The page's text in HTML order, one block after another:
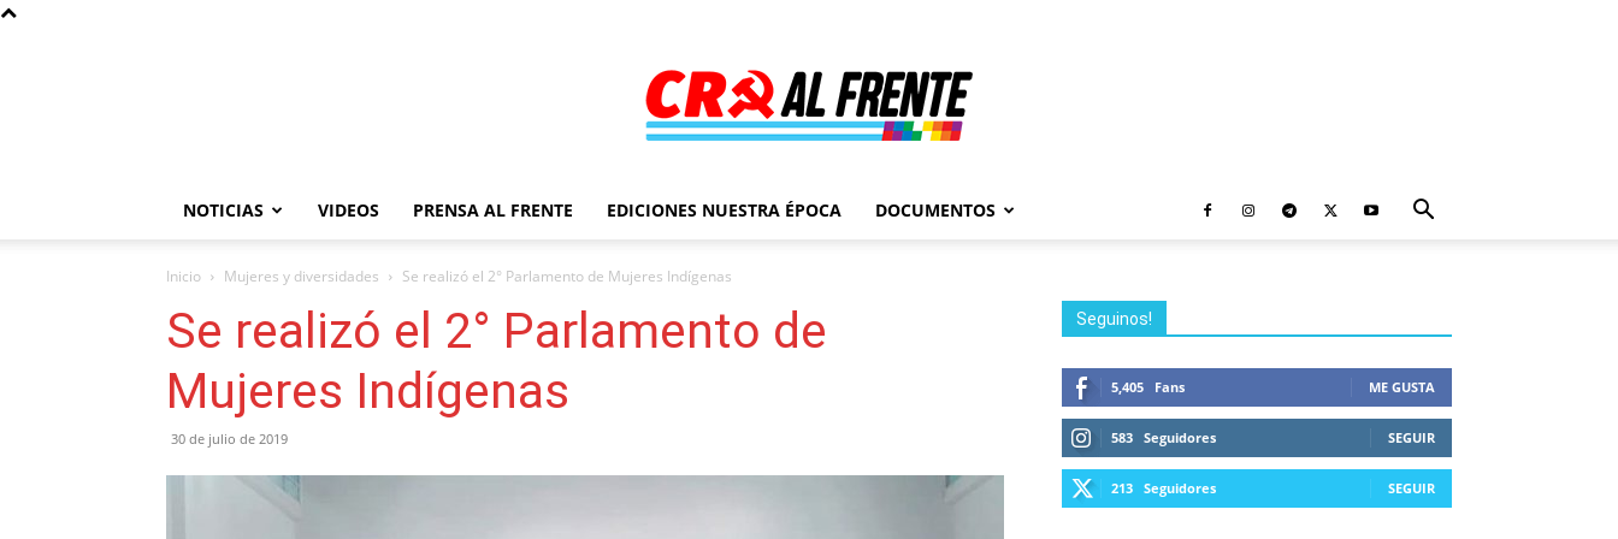
Al
NOTICIAS VIDEOS PRENSA AL FRENTE EDICIONES NUESTRA ÉPOCA DOCUMENTOS
Inicio Mujeres y diversidades Se realizó el 2° Parlamento de Mujeres Indígenas
Se realizó el 2° Parlamento de
Mujeres Indígenas
30 de julio de 2019
Seguinos!
5,405 Fans ME GUSTA
583 Seguidores SEGUIR
213 Seguidores SEGUIR